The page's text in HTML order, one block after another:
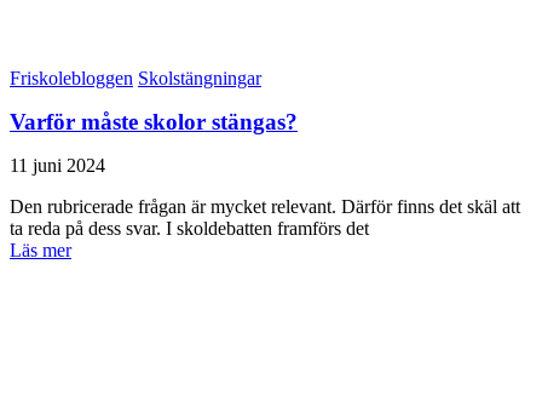
Friskolebloggen Skolstängningar
Varför måste skolor stängas?
11 juni 2024
Den rubricerade frågan är mycket relevant. Därför finns det skäl att
ta reda på dess svar. I skoldebatten framförs det
Läs mer